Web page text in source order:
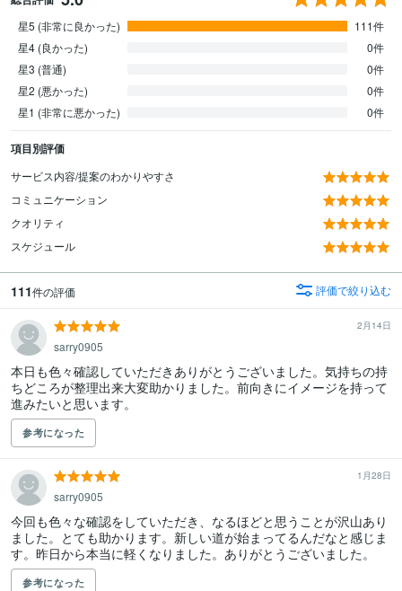
星5 (非常に良かった)
111件
星4 (良かった)
0件
星3 (普通)
0件
星2 (悪かった)
0件
星1 (非常に悪かった)
0件
項目別評価
サービス内容/提案のわかりやすさ
コミュニケーション
クオリティ
スケジュール
111件の評価 評価で絞り込む
2月14日
sarry0905
本日も色々確認していただきありがとうございました。気持ちの持
ちどころが整理出来大変助かりました。前向きにイメージを持って
進みたいと思います。
参考になった
1月28日
sarry0905
今回も色々な確認をしていただき、なるほどと思うことが沢山あり
ました。とても助かります。新しい道が始まってるんだなと感じま
す。昨日から本当に軽くなりました。ありがとうございました。
参考になった